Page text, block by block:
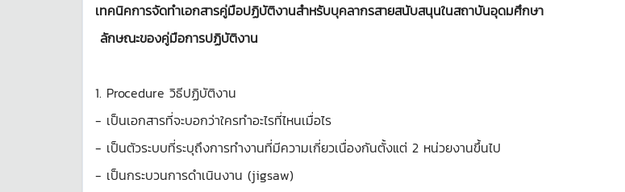
เทคนิคการจัดทำเอกสารคู่มือปฏิบัติงานสำหรับบุคลากรสายสนับสนุนในสถาบันอุดมศึกษา
ลักษณะของคู่มือการปฏิบัติงาน
1. Procedure วิธีปฏิบัติงาน
- เป็นเอกสารที่จะบอกว่าใครทำอะไรที่ไหนเมื่อไร
- เป็นตัวระบบที่ระบุถึงการทำงานที่มีความเกี่ยวเนื่องกันตั้งแต่ 2 หน่วยงานขึ้นไป
- เป็นกระบวนการดำเนินงาน (jigsaw)